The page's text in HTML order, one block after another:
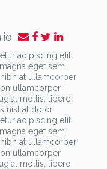
adipiscing elit.
eget sem
at ullamcorper
ullamcorper
mollis, libero
nisl at dolor.
adipiscing elit.
eget sem
at ullamcorper
ullamcorper
mollis, libero